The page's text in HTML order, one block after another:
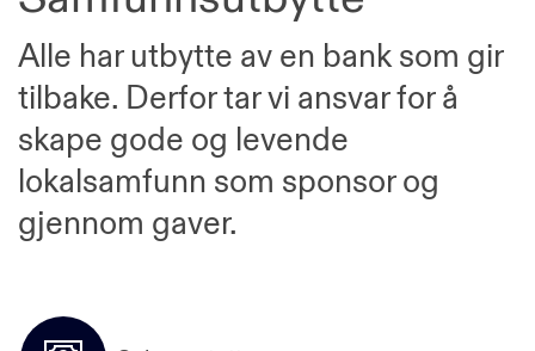
Alle har utbytte av en bank som gir
tilbake. Derfor tar vi ansvar for å
skape gode og levende
lokalsamfunn som sponsor og
gjennom gaver.